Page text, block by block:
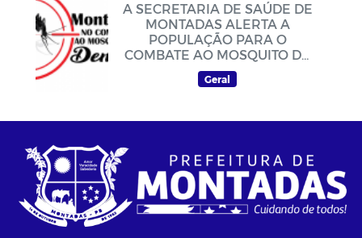
A SECRETARIA DE SAÚDE DE
MONTADAS ALERTA A
POPULAÇÃO PARA O
COMBATE AO MOSQUITO DA
DENGUE
Geral